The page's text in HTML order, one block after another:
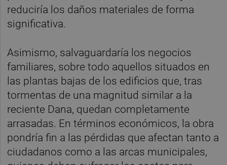
reduciría los daños materiales de forma
significativa.
Asimismo, salvaguardaría los negocios
familiares, sobre todo aquellos situados en
las plantas bajas de los edificios que, tras
tormentas de una magnitud similar a la
reciente Dana, quedan completamente
arrasadas. En términos económicos, la obra
pondría fin a las pérdidas que afectan tanto a
ciudadanos como a las arcas municipales,